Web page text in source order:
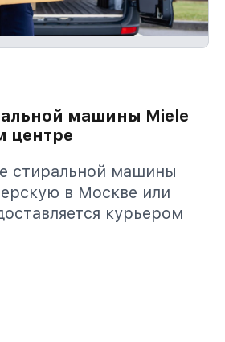
машины Miele
центре
стиральной машины
в Москве или
курьером